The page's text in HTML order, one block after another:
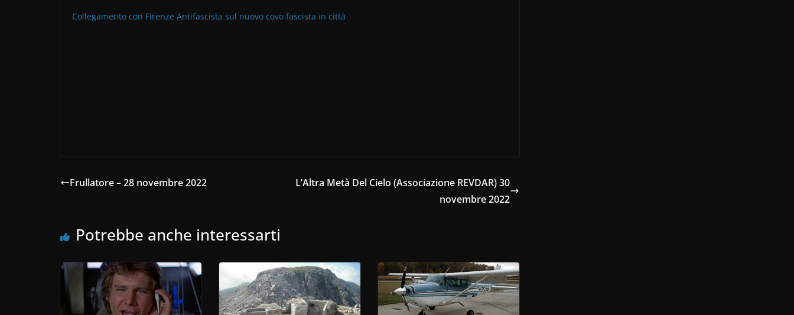
Collegamento con Firenze Antifascista sul nuovo covo fascista in città
Frullatore – 28 novembre 2022
L’Altra Metà Del Cielo (Associazione REVDAR) 30
novembre 2022
Potrebbe anche interessarti